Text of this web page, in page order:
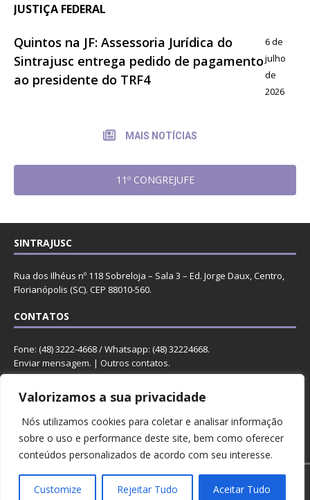
Valorizamos a sua privacidade
Nós utilizamos cookies para coletar e analisar informação
sobre o uso e performance deste site, bem como oferecer
conteúdos personalizados de acordo com seu interesse.
Customize Rejeitar Tudo Aceitar Tudo
JUSTIÇA FEDERAL
Quintos na JF: Assessoria Jurídica do
Sintrajusc entrega pedido de pagamento
ao presidente do TRF4
6 de
julho
de
2026
MAIS NOTÍCIAS
11º CONGREJUFE
SINTRAJUSC
Rua dos Ilhéus nº 118 Sobreloja – Sala 3 – Ed. Jorge Daux, Centro,
Florianópolis (SC). CEP 88010-560.
CONTATOS
Fone: (48) 3222-4668 / Whatsapp: (48) 32224668.
Enviar mensagem. | Outros contatos.
REDES
Copyright © 2023 Sintrajusc.